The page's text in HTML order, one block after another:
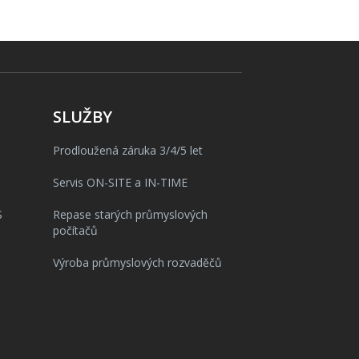
SLUŽBY
Prodloužená záruka 3/4/5 let
Servis ON-SITE a IN-TIME
Repase starých průmyslových
počítačů
Výroba průmyslových rozvaděčů